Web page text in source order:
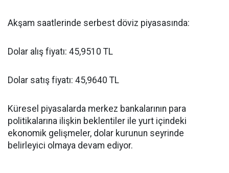
Akşam saatlerinde serbest döviz piyasasında:
Dolar alış fiyatı: 45,9510 TL
Dolar satış fiyatı: 45,9640 TL
Küresel piyasalarda merkez bankalarının para
politikalarına ilişkin beklentiler ile yurt içindeki
ekonomik gelişmeler, dolar kurunun seyrinde
belirleyici olmaya devam ediyor.